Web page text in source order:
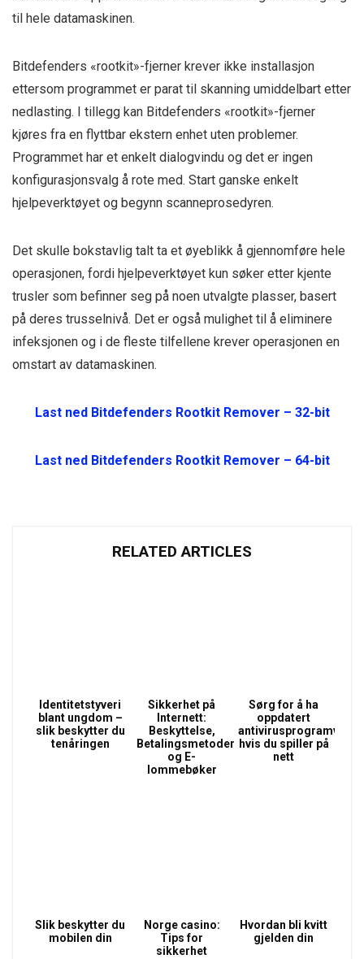
til hele datamaskinen.
Bitdefenders «rootkit»-fjerner krever ikke installasjon
ettersom programmet er parat til skanning umiddelbart etter
nedlasting. I tillegg kan Bitdefenders «rootkit»-fjerner
kjøres fra en flyttbar ekstern enhet uten problemer.
Programmet har et enkelt dialogvindu og det er ingen
konfigurasjonsvalg å rote med. Start ganske enkelt
hjelpeverktøyet og begynn scanneprosedyren.
Det skulle bokstavlig talt ta et øyeblikk å gjennomføre hele
operasjonen, fordi hjelpeverktøyet kun søker etter kjente
trusler som befinner seg på noen utvalgte plasser, basert
på deres trusselnivå. Det er også mulighet til å eliminere
infeksjonen og i de fleste tilfellene krever operasjonen en
omstart av datamaskinen.
Last ned Bitdefenders Rootkit Remover – 32-bit
Last ned Bitdefenders Rootkit Remover – 64-bit
RELATED ARTICLES
Identitetstyveri
blant ungdom –
slik beskytter du
tenåringen
Sikkerhet på
Internett:
Beskyttelse,
Betalingsmetoder
og E-
lommebøker
Sørg for å ha
oppdatert
antivirusprogramvare
hvis du spiller på
nett
Slik beskytter du
mobilen din
Norge casino:
Tips for
sikkerhet
Hvordan bli kvitt
gjelden din